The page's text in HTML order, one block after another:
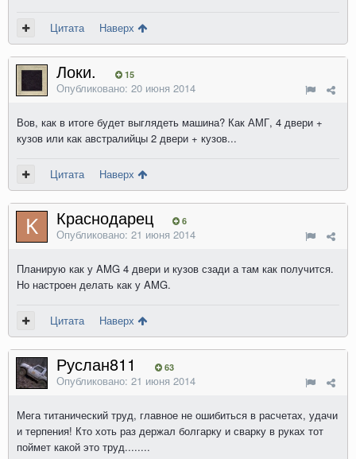
Цитата Наверх
Локи. 15
Опубликовано: 20 июня 2014
Вов, как в итоге будет выглядеть машина? Как АМГ, 4 двери +
кузов или как австралийцы 2 двери + кузов...
Цитата Наверх
Краснодарец 6
Опубликовано: 21 июня 2014
Планирую как у AMG 4 двери и кузов сзади а там как получится.
Но настроен делать как у AMG.
Цитата Наверх
Руслан811 63
Опубликовано: 21 июня 2014
Мега титанический труд, главное не ошибиться в расчетах, удачи
и терпения! Кто хоть раз держал болгарку и сварку в руках тот
поймет какой это труд........